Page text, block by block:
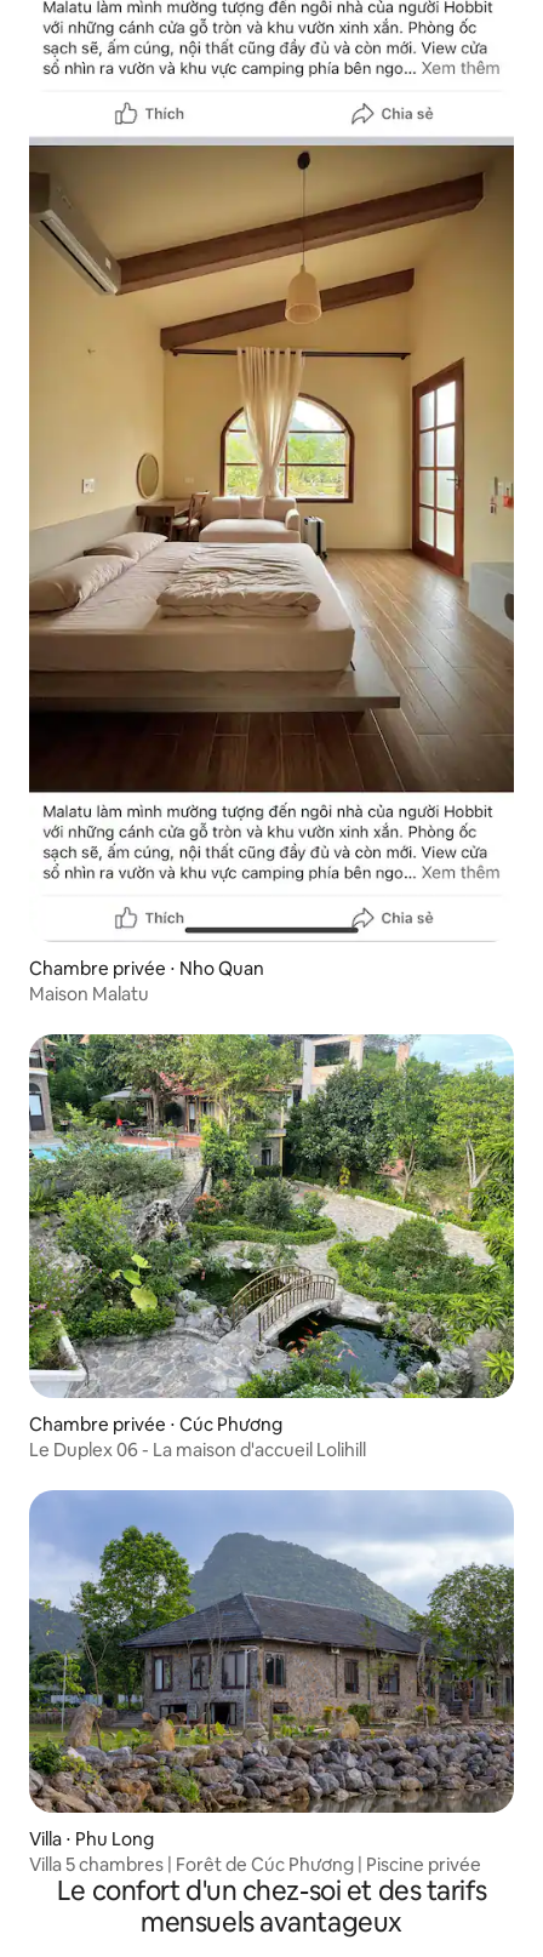
Chambre privée ⋅ Nho Quan
Maison Malatu
Chambre privée ⋅ Cúc Phương
Le Duplex 06 - La maison d'accueil Lolihill
Villa ⋅ Phu Long
Villa 5 chambres | Forêt de Cúc Phương | Piscine privée
Le confort d'un chez-soi et des tarifs
mensuels avantageux